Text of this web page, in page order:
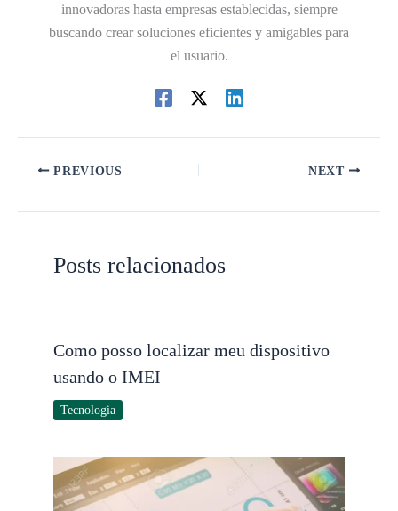
innovadoras hasta empresas establecidas, siempre
buscando crear soluciones eficientes y amigables para
el usuario.
PREVIOUS NEXT
Posts relacionados
Como posso localizar meu dispositivo
usando o IMEI
Tecnologia